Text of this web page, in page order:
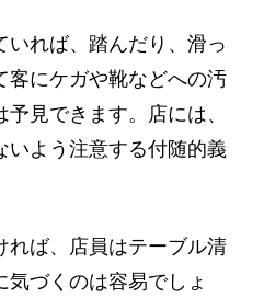
れば、踏んだり、滑っ
客にケガや靴などへの汚
見できます。店には、
いよう注意する付随的義
ば、店員はテーブル清
づくのは容易でしょ